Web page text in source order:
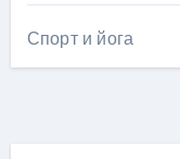
Спорт и йога